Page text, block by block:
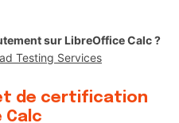
sur LibreOffice Calc ?
Testing Services
de certification
Calc